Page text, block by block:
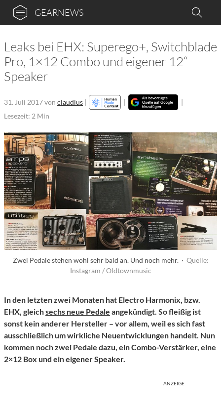
GEARNEWS
Leaks bei EHX: Superego+, Switchblade
Pro, 1×12 Combo und eigener 12“
Speaker
31. Juli 2017von claudius | |
|
Lesezeit: 2 Min
Zwei Pedale stehen wohl sehr bald an. Und noch mehr. · Quelle:
Instagram / Oldtownmusic
In den letzten zwei Monaten hat Electro Harmonix, bzw.
EHX, gleichsechs neue Pedale angekündigt. So fleißig ist
sonst kein anderer Hersteller – vor allem, weil es sich fast
ausschließlich um wirkliche Neuentwicklungen handelt. Nun
kommen noch zwei Pedale dazu, ein Combo-Verstärker, eine
2×12 Box und ein eigener Speaker.
ANZEIGE